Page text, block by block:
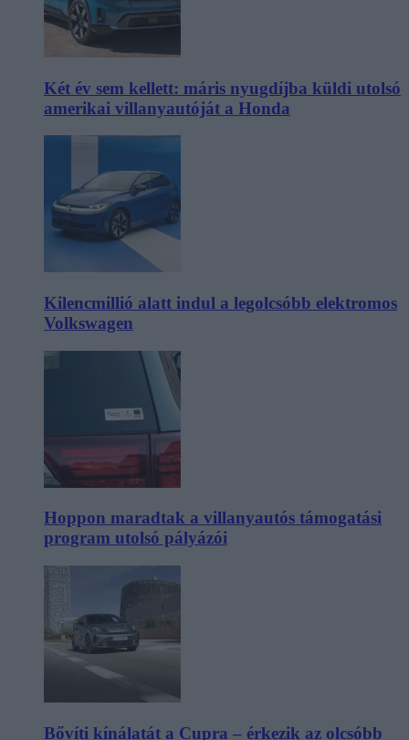
Két év sem kellett: máris nyugdíjba küldi utolsó
amerikai villanyautóját a Honda
Kilencmillió alatt indul a legolcsóbb elektromos
Volkswagen
Hoppon maradtak a villanyautós támogatási
program utolsó pályázói
Bővíti kínálatát a Cupra – érkezik az olcsóbb